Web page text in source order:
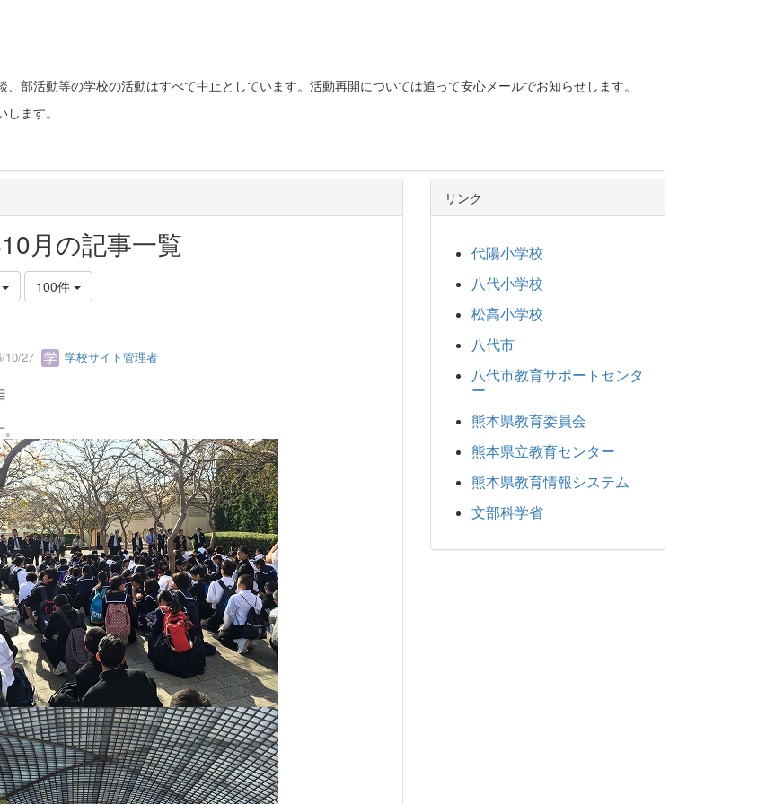
部活動等の学校の活動はすべて中止としています。活動再開については追って安心メールでお知らせします。
ます。
月の記事一覧
100件
10/27 学校サイト管理者
リンク
代陽小学校
八代小学校
松高小学校
八代市
八代市教育サポートセンタ
ー
熊本県教育委員会
熊本県立教育センター
熊本県教育情報システム
文部科学省